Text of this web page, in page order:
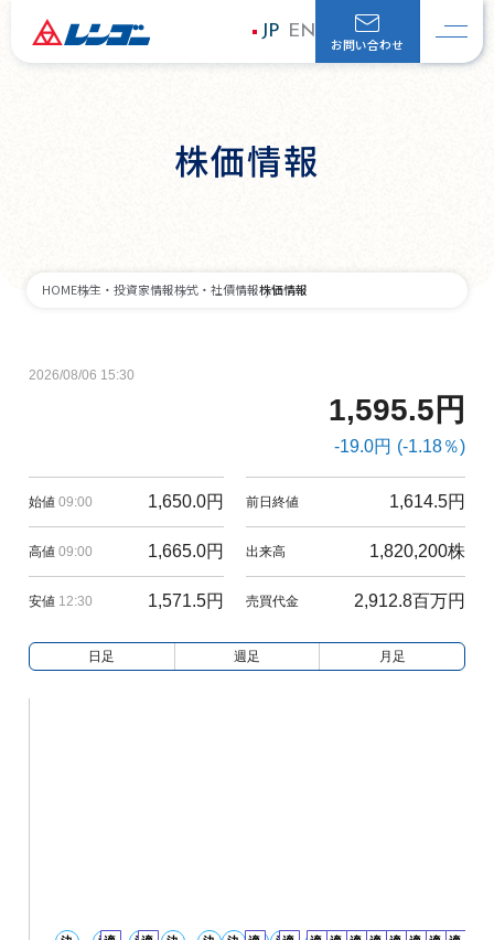
JP EN
お問い合わせ
株価情報
HOME株主・投資家情報株式・社債情報株価情報